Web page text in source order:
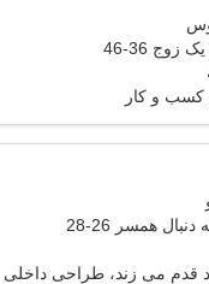
زوج 36-46
کسب و کار
همسر 26-28
قدم می زند، طراحی داخلی